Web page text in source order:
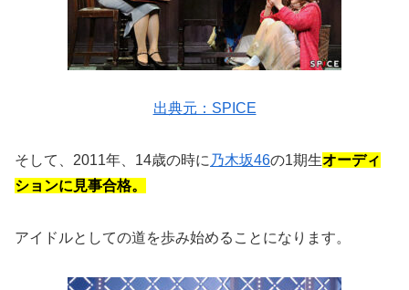
出典元：SPICE
そして、2011年、14歳の時に 乃木坂46の1期生オーディ
ションに見事合格。
アイドルとしての道を歩み始めることになります。